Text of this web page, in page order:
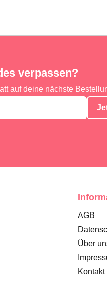
verpassen?
auf deine nächste
AGB
Über
Kontakt